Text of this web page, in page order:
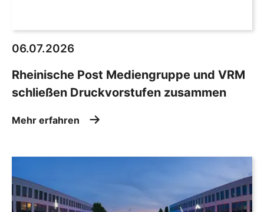
06.07.2026
Rheinische Post Mediengruppe und VRM
schließen Druckvorstufen zusammen
Mehr erfahren